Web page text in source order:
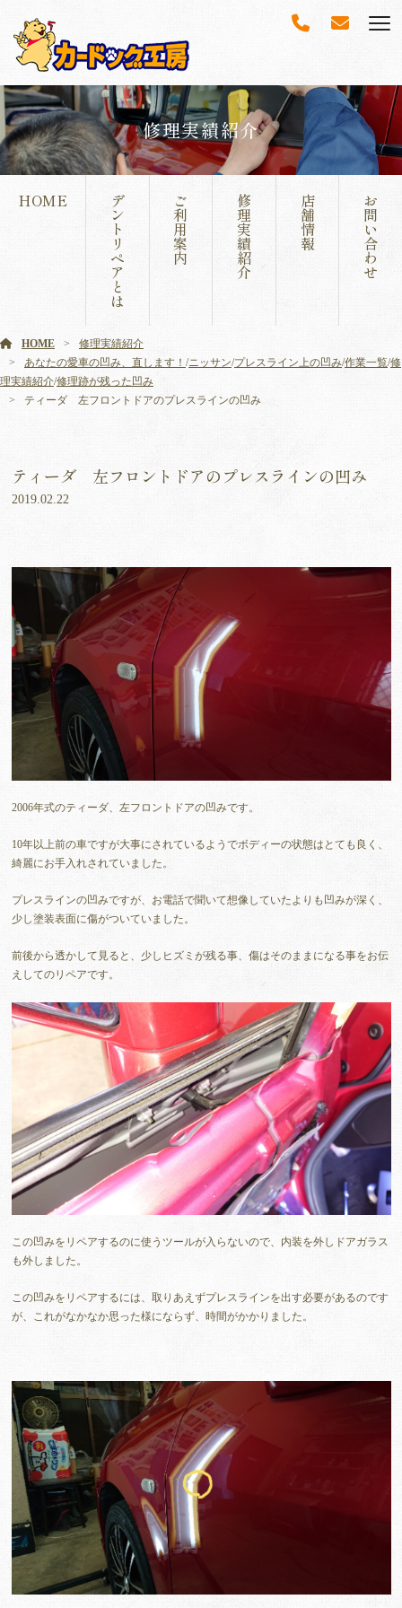
修理実績紹介
HOME デ
ン
ト
リ
ペ
ア
と
は
ご
利
用
案
内
修
理
実
績
紹
介
店
舗
情
報
お
問
い
合
わ
せ
HOME
修理実績紹介
あなたの愛車の凹み、直します！ /ニッサン/プレスライン上の凹み/作業一覧/修
理実績紹介/修理跡が残った凹み
ティーダ 左フロントドアのプレスラインの凹み
ティーダ 左フロントドアのプレスラインの凹み
2019.02.22
2006年式のティーダ、左フロントドアの凹みです。
10年以上前の車ですが大事にされているようでボディーの状態はとても良く、
綺麗にお手入れされていました。
プレスラインの凹みですが、お電話で聞いて想像していたよりも凹みが深く、
少し塗装表面に傷がついていました。
前後から透かして見ると、少しヒズミが残る事、傷はそのままになる事をお伝
えしてのリペアです。
この凹みをリペアするのに使うツールが入らないので、内装を外しドアガラス
も外しました。
この凹みをリペアするには、取りあえずプレスラインを出す必要があるのです
が、これがなかなか思った様にならず、時間がかかりました。